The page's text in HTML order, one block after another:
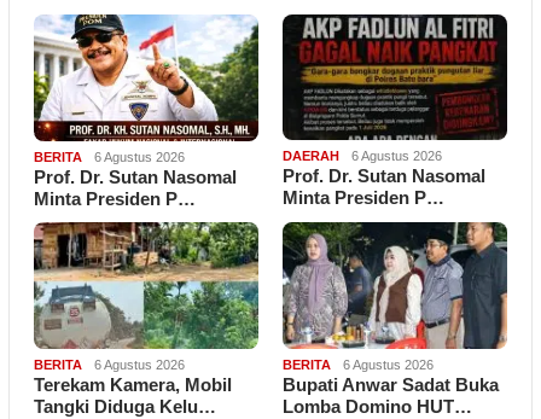
BERITA 6 Agustus 2026
Prof. Dr. Sutan Nasomal
Minta Presiden P…
DAERAH 6 Agustus 2026
Prof. Dr. Sutan Nasomal
Minta Presiden P…
BERITA 6 Agustus 2026
Terekam Kamera, Mobil
Tangki Diduga Kelu…
BERITA 6 Agustus 2026
Bupati Anwar Sadat Buka
Lomba Domino HUT…